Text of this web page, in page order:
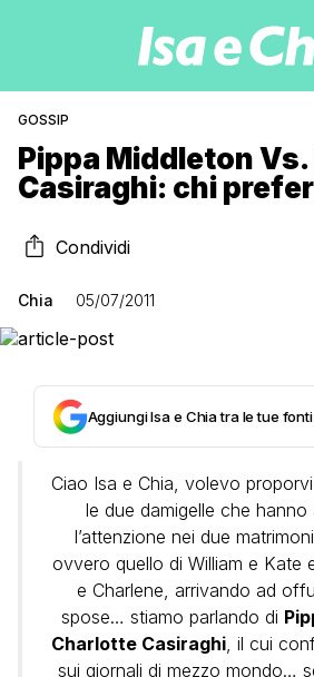
GOSSIP
Pippa Middleton
Casiraghi: chi
Condividi
Chia 05/07/2011
Aggiungi Isa e Chia tra le tue
Ciao Isa e Chia, volevo
le due damigelle che hanno
l’attenzione nei due
ovvero quello di William e Kate
e Charlene, arrivando ad
spose… stiamo parlando di
Charlotte Casiraghi, il cui
sui giornali di mezzo mondo…